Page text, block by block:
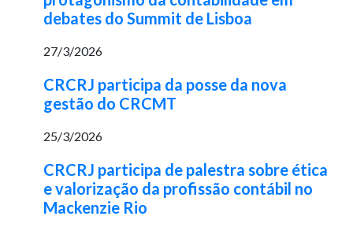
debates do Summit de Lisboa
27/3/2026
CRCRJ participa da posse da nova
gestão do CRCMT
25/3/2026
CRCRJ participa de palestra sobre ética
e valorização da profissão contábil no
Mackenzie Rio